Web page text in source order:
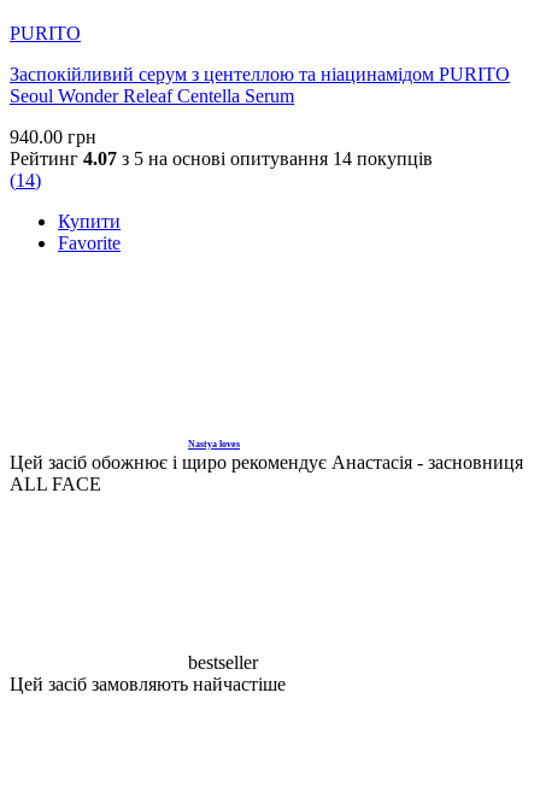
PURITO
Заспокійливий серум з центеллою та ніацинамідом PURITO
Seoul Wonder Releaf Centella Serum
940.00 грн
Рейтинг 4.07 з 5 на основі опитування 14 покупців
(14)
Купити
Favorite
Nastya loves
Цей засіб обожнює і щиро рекомендує Анастасія - засновниця
ALL FACE
bestseller
Цей засіб замовляють найчастіше